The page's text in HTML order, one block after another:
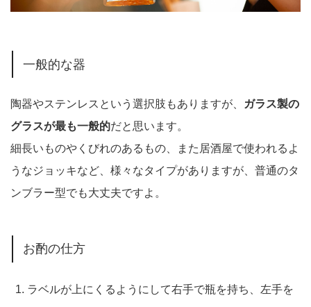
一般的な器
陶器やステンレスという選択肢もありますが、
ガラス製の
グラスが最も一般的だと思います。
細長いものやくびれのあるもの、また居酒屋で使われるよ
うなジョッキなど、様々なタイプがありますが、普通のタ
ンブラー型でも大丈夫ですよ。
お酌の仕方
ラベルが上にくるようにして右手で瓶を持ち、左手を